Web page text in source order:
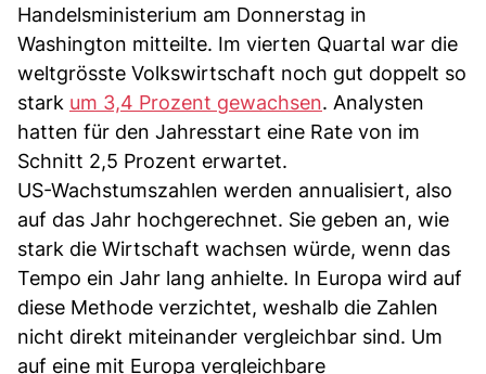
Handelsministerium am Donnerstag in
Washington mitteilte. Im vierten Quartal war die
weltgrösste Volkswirtschaft noch gut doppelt so
stark um 3,4 Prozent gewachsen. Analysten
hatten für den Jahresstart eine Rate von im
Schnitt 2,5 Prozent erwartet.
US-Wachstumszahlen werden annualisiert, also
auf das Jahr hochgerechnet. Sie geben an, wie
stark die Wirtschaft wachsen würde, wenn das
Tempo ein Jahr lang anhielte. In Europa wird auf
diese Methode verzichtet, weshalb die Zahlen
nicht direkt miteinander vergleichbar sind. Um
auf eine mit Europa vergleichbare